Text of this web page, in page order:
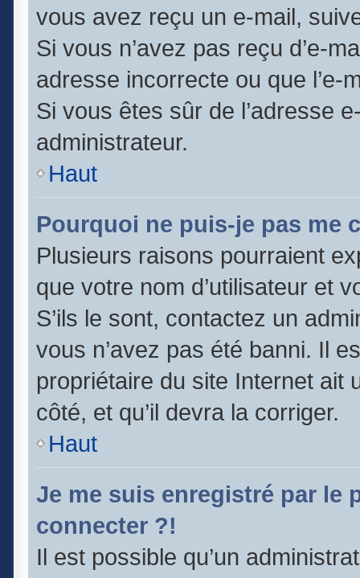
vous avez reçu un e-mail,
Si vous n’avez pas reçu d’e-
adresse incorrecte ou que l’e-
Si vous êtes sûr de l’adresse
administrateur.
Haut
Pourquoi ne puis-je pas me
Plusieurs raisons pourraient
que votre nom d’utilisateur et
S’ils le sont, contactez un
vous n’avez pas été banni. Il
propriétaire du site Internet ait
côté, et qu’il devra la corriger.
Haut
Je me suis enregistré par le
connecter ?!
Il est possible qu’un